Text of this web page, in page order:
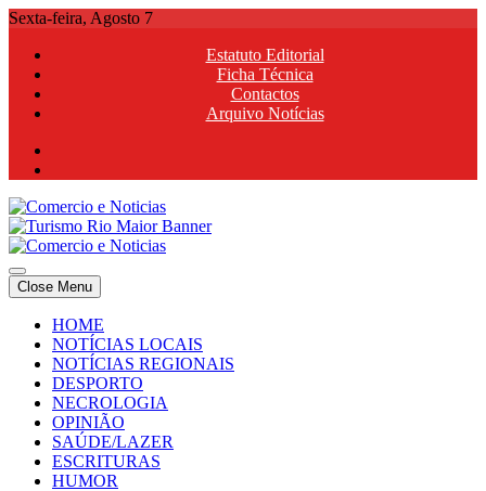
Skip
content
Sexta-feira, Agosto 7
Estatuto Editorial
Ficha Técnica
Contactos
Arquivo Notícias
Comercio e Noticias
Notícias e Publicidade Online
Comercio e Noticias
Notícias e Publicidade Online
Close Menu
HOME
NOTÍCIAS LOCAIS
NOTÍCIAS REGIONAIS
DESPORTO
NECROLOGIA
OPINIÃO
SAÚDE/LAZER
ESCRITURAS
HUMOR